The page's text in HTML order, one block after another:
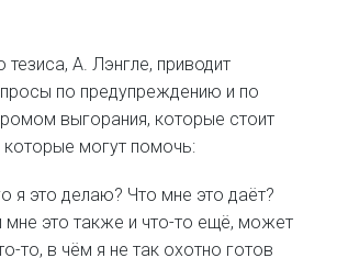
тезиса, А. Лэнгле, приводит
по предупреждению и по
выгорания, которые стоит
которые могут помочь:
я это делаю? Что мне это даёт?
мне это также и что-то ещё, может
то, в чём я не так охотно готов